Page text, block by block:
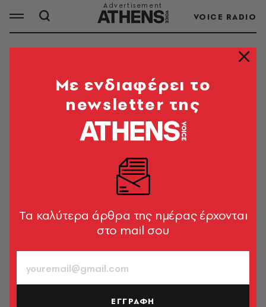
VOICE RADIO
ΚΙΝΟΥΜΕΝΑ ΣΧΕΔΙΑ
ΟΛΑ ΤΑ ΑΡΘΡΑ ΤΟΥ TAG
ΚΑΤΟΙΚΙΔΙΑ
διαμαρτυρία για τα πειράματα σε
ζώα
ΚΙΝΗΜΑΤΟΓΡΑΦΟΣ
Το νέο τρέιλερ του Frozen 2 είναι
εδώ και θα σε αφήσει άφωνο!
Mε ενδιαφέρει το
newsletter της
Tα καλύτερα άρθρα της ημέρας έρχονται
στο mail σου
ΕΓΓΡΑΦΗ